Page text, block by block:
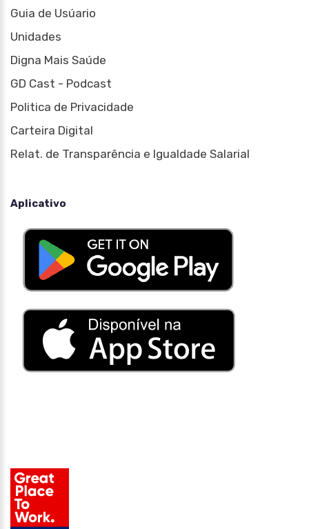
Guia de Usúario
Unidades
Digna Mais Saúde
GD Cast - Podcast
Politica de Privacidade
Carteira Digital
Relat. de Transparência e Igualdade Salarial
Aplicativo